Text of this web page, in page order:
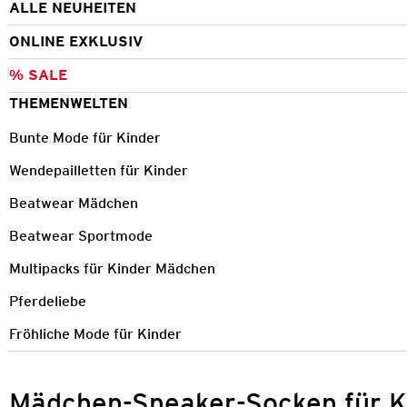
ALLE NEUHEITEN
ONLINE EXKLUSIV
% SALE
THEMENWELTEN
Bunte Mode für Kinder
Wendepailletten für Kinder
Beatwear Mädchen
Beatwear Sportmode
Multipacks für Kinder Mädchen
Pferdeliebe
Fröhliche Mode für Kinder